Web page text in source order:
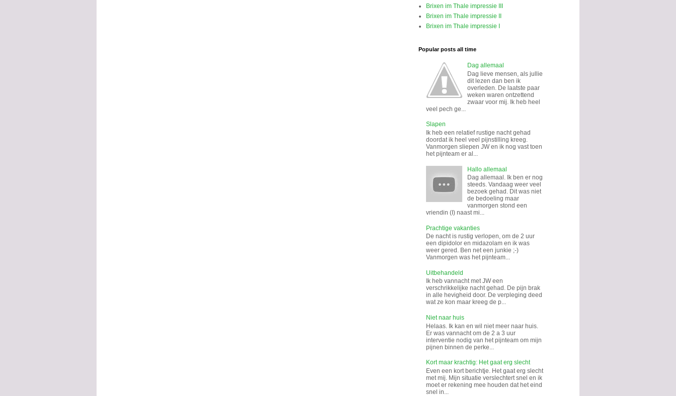
Brixen im Thale impressie III
Brixen im Thale impressie II
Brixen im Thale impressie I
Popular posts all time
Dag allemaal
Dag lieve mensen, als jullie
dit lezen dan ben ik
overleden. De laatste paar
weken waren ontzettend
zwaar voor mij. Ik heb heel
veel pech ge...
Slapen
Ik heb een relatief rustige nacht gehad
doordat ik heel veel pijnstilling kreeg.
Vanmorgen sliepen JW en ik nog vast toen
het pijnteam er al...
Hallo allemaal
Dag allemaal. Ik ben er nog
steeds. Vandaag weer veel
bezoek gehad. Dit was niet
de bedoeling maar
vanmorgen stond een
vriendin (I) naast mi...
Prachtige vakanties
De nacht is rustig verlopen, om de 2 uur
een dipidolor en midazolam en ik was
weer gered. Ben net een junkie ;-)
Vanmorgen was het pijnteam...
Uitbehandeld
Ik heb vannacht met JW een
verschrikkelijke nacht gehad. De pijn brak
in alle hevigheid door. De verpleging deed
wat ze kon maar kreeg de p...
Niet naar huis
Helaas. Ik kan en wil niet meer naar huis.
Er was vannacht om de 2 a 3 uur
interventie nodig van het pijnteam om mijn
pijnen binnen de perke...
Kort maar krachtig: Het gaat erg slecht
Even een kort berichtje. Het gaat erg slecht
met mij. Mijn situatie verslechtert snel en ik
moet er rekening mee houden dat het eind
snel in...